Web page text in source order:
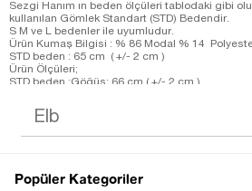
Sezgi Hanım ın beden ölçüleri tablodaki gibi
kullanılan Gömlek Standart (STD) Bedendir.
S M ve L bedenler ile uyumludur.
Ürün Kumaş Bilgisi : % 86 Modal % 14
STD beden : 65 cm ( +/- 2 cm )
Ürün Ölçüleri;
STD beden :Göğüs: 66 cm ( +/- 2 cm )
kullanılan Pantolon S (Small) Bedendir.
Ürün Boyu ;
S beden : 92 cm ( +/- 2 cm )
Ölçü Alınan Beden S-36 Bedendir. Bedenler
farklılık vardır.
Popüler Kategoriler